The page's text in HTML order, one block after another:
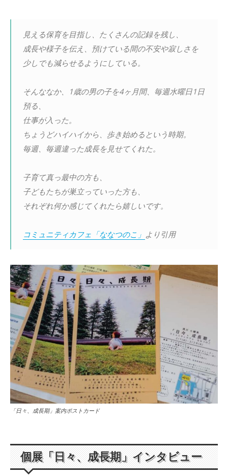
見える保育を目指し、たくさんの記録を残し、
成長や様子を伝え、預けている間の不安や寂しさを
少しでも減らせるようにしている。
そんななか、1歳の男の子を4ヶ月間、毎週水曜日1日
預る、
仕事が入った。
ちょうどハイハイから、歩き始めるという時期。
毎週、毎週違った成長を見せてくれた。
子育て真っ最中の方も、
子どもたちが巣立っていった方も、
それぞれ何か感じてくれたら嬉しいです。
コミュニティカフェ「ななつのこ」 より引用
「日々、成長期」案内ポストカード
個展「日々、成長期」インタビュー